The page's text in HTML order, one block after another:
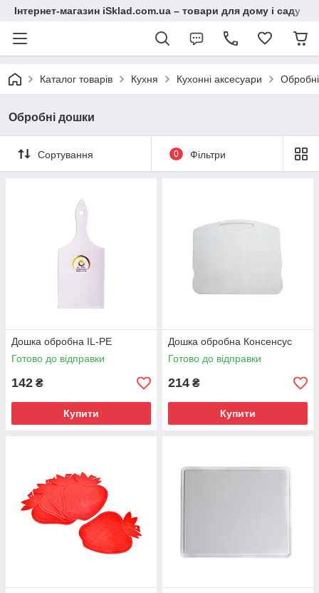
Інтернет-магазин iSklad.com.ua – товари для дому і саду
Каталог товарів Кухня Кухонні аксесуари
Обробні дошки
Сортування 0 Фільтри
Дошка обробна IL-PE
Готово до відправки
142 ₴
Купити
Дошка обробна Консенсус
Готово до відправки
214 ₴
Купити